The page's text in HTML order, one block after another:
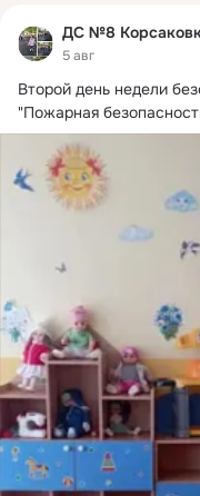
ДС №8
5 авг
Второй день недели
"Пожарная